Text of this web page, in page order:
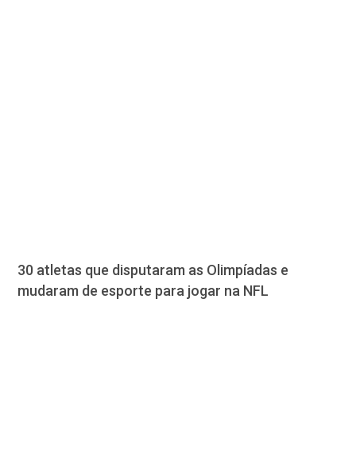
30 atletas que disputaram as Olimpíadas e
mudaram de esporte para jogar na NFL